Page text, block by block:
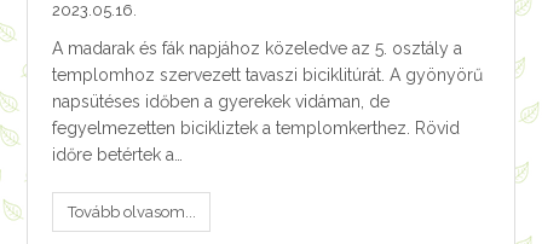
2023.05.16.
A madarak és fák napjához közeledve az 5. osztály a
templomhoz szervezett tavaszi biciklitúrát. A gyönyörű
napsütéses időben a gyerekek vidáman, de
fegyelmezetten bicikliztek a templomkerthez. Rövid
időre betértek a…
Tovább olvasom...